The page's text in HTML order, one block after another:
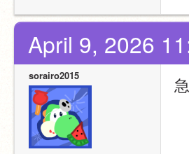
April 9, 2026
sorairo2015